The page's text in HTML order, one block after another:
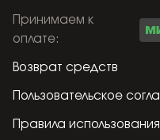
Принимаем к
оплате:
Возврат средств
Пользовательское
Правила